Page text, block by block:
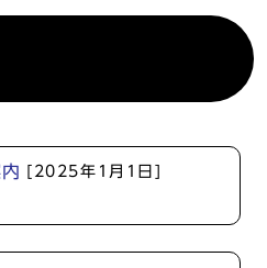
[2025年1月1日]